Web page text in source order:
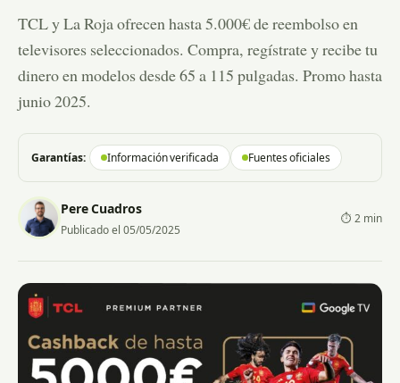
TCL y La Roja ofrecen hasta 5.000€ de reembolso en
televisores seleccionados. Compra, regístrate y recibe tu
dinero en modelos desde 65 a 115 pulgadas. Promo hasta
junio 2025.
Garantías: Información verificada Fuentes oficiales
Pere Cuadros
Publicado el 05/05/2025
⏱ 2 min